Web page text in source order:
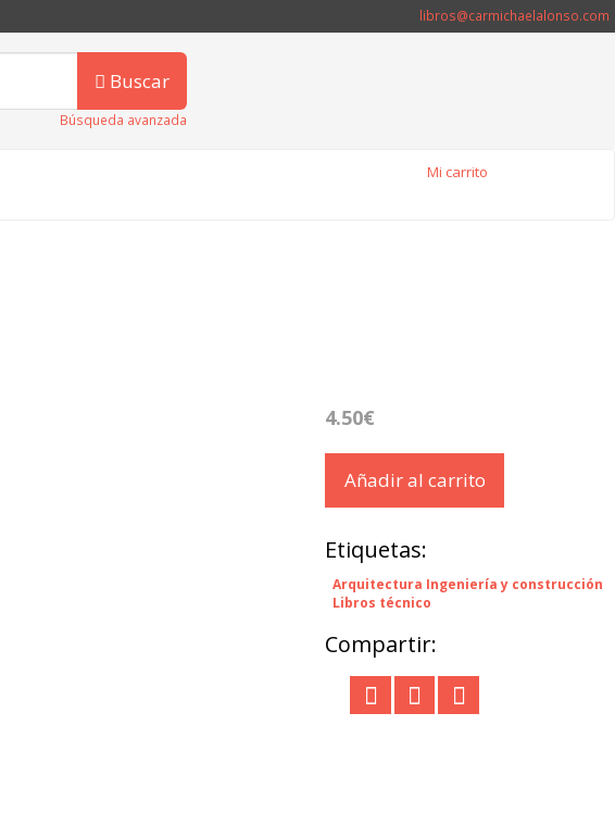
libros@carmichaelalonso.com
Buscar
Búsqueda avanzada
Mi carrito
4.50€
Añadir al carrito
Etiquetas:
Arquitectura Ingeniería y construcción
Libros técnico
Compartir: